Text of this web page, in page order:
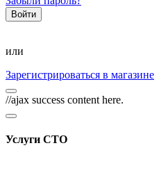
или
Зарегистрироваться в магазине
//ajax success content here.
Услуги СТО